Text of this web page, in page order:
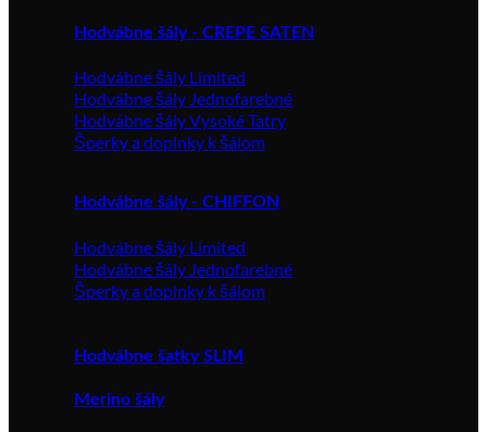
Hodvábne šály - CREPE SATEN
Hodvábne šály Limited
Hodvábne šály Jednofarebné
Hodvábne šály Vysoké Tatry
Šperky a doplnky k šálom
Hodvábne šály - CHIFFON
Hodvábne šály Limited
Hodvábne šály Jednofarebné
Šperky a doplnky k šálom
Hodvábne šatky SLIM
Merino šály